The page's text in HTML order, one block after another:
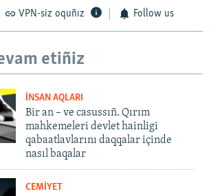
VPN-siz oquñız Follow us
etiñiz
İNSAN AQLARI
Bir an – ve casussıñ. Qırım
mahkemeleri devlet hainligi
qabaatlavlarını daqqalar içinde
nasıl baqalar
CEMİYET